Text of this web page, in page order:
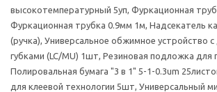
высокотемпературный 5уп, Фуркационная
Фуркационная трубка 0.9мм 1м, Надсекатель
(ручка), Универсальное обжимное устройство
губками (LC/MU) 1шт, Резиновая подложка для
Полировальная бумага "3 в 1" 5-1-0.3um
для клеевой технологии 5шт, Универсальный